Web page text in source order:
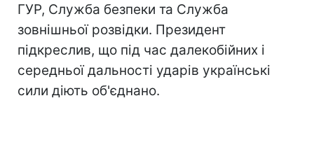
ГУР, Служба безпеки та Служба
зовнішньої розвідки. Президент
підкреслив, що під час далекобійних і
середньої дальності ударів українські
сили діють об'єднано.